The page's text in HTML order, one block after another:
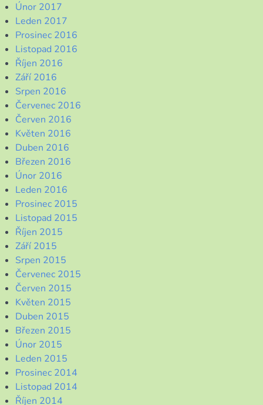
Únor 2017
Leden 2017
Prosinec 2016
Listopad 2016
Říjen 2016
Září 2016
Srpen 2016
Červenec 2016
Červen 2016
Květen 2016
Duben 2016
Březen 2016
Únor 2016
Leden 2016
Prosinec 2015
Listopad 2015
Říjen 2015
Září 2015
Srpen 2015
Červenec 2015
Červen 2015
Květen 2015
Duben 2015
Březen 2015
Únor 2015
Leden 2015
Prosinec 2014
Listopad 2014
Říjen 2014